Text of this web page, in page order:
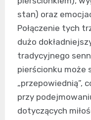
stan) oraz
Połączenie tych
dużo
tradycyjnego
pierścionku może
„przepowiednią”,
przy
dotyczących